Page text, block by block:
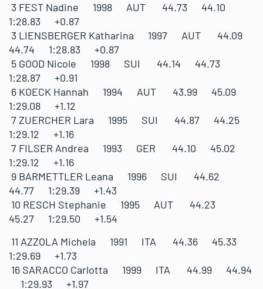
3 FEST Nadine 1998 AUT 44.73 44.10
1:28.83 +0.87
3 LIENSBERGER Katharina 1997 AUT 44.09
44.74 1:28.83 +0.87
5 GOOD Nicole 1998 SUI 44.14 44.73
1:28.87 +0.91
6 KOECK Hannah 1994 AUT 43.99 45.09
1:29.08 +1.12
7 ZUERCHER Lara 1995 SUI 44.87 44.25
1:29.12 +1.16
7 FILSER Andrea 1993 GER 44.10 45.02
1:29.12 +1.16
9 BARMETTLER Leana 1996 SUI 44.62
44.77 1:29.39 +1.43
10 RESCH Stephanie 1995 AUT 44.23
45.27 1:29.50 +1.54
11 AZZOLA Michela 1991 ITA 44.36 45.33
1:29.69 +1.73
16 SARACCO Carlotta 1999 ITA 44.99 44.94
1:29.93 +1.97